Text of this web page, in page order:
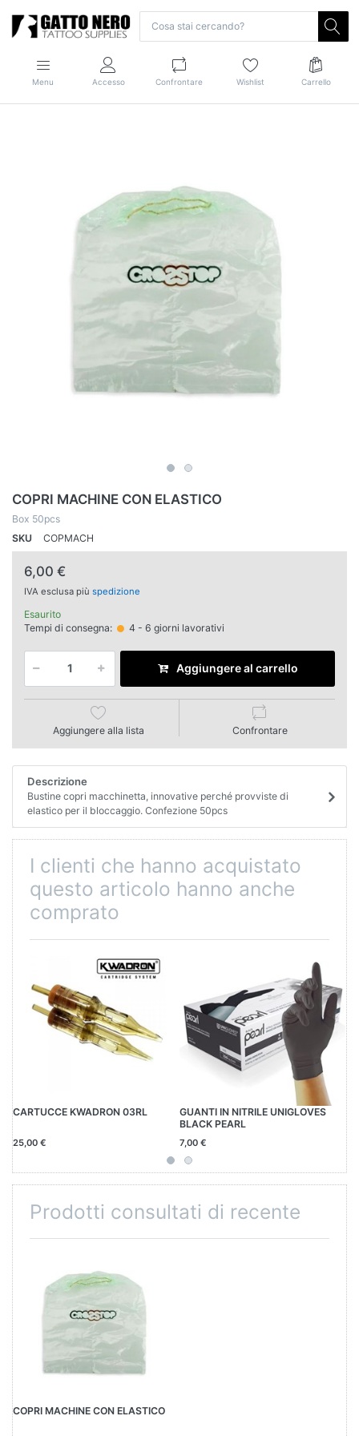
Menu Accesso Confrontare Wishlist Carrello
COPRI MACHINE CON ELASTICO
Box 50pcs
SKU
COPMACH
6,00 €
IVA esclusa più spedizione
Esaurito
Tempi di consegna:
4 - 6 giorni lavorativi
Aggiungere al carrello
Aggiungere alla lista Confrontare
Descrizione
Bustine copri macchinetta, innovative perché provviste di
elastico per il bloccaggio. Confezione 50pcs
I clienti che hanno acquistato
questo articolo hanno anche
comprato
CARTUCCE KWADRON 03RL
25,00 €
GUANTI IN NITRILE UNIGLOVES
BLACK PEARL
7,00 €
Prodotti consultati di recente
COPRI MACHINE CON ELASTICO